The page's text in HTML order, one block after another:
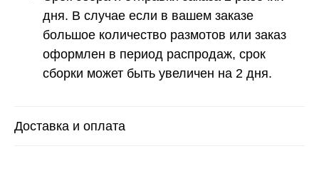
дня. В случае если в вашем заказе
большое количество размотов или заказ
оформлен в период распродаж, срок
сборки может быть увеличен на 2 дня.
Доставка и оплата
Расчет метража 2 артикула